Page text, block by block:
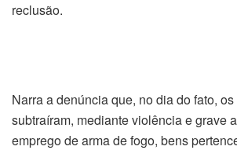
reclusão.
Narra a denúncia que, no dia do fato,
subtraíram, mediante violência e grave
emprego de arma de fogo, bens